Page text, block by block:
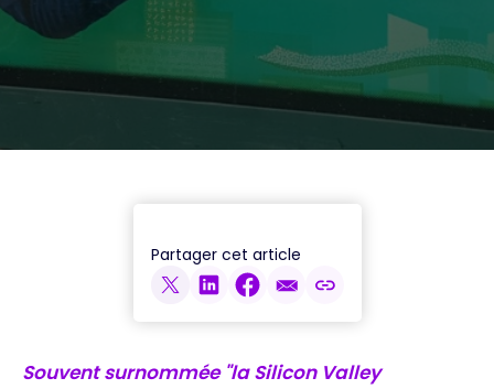
Partager cet article
Souvent surnommée "la Silicon Valley